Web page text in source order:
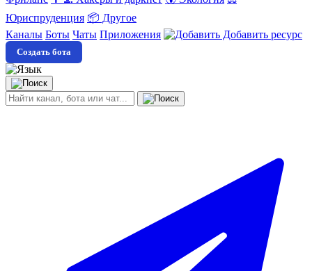
Юриспруденция 📦 Другое
Каналы Боты Чаты Приложения Добавить ресурс
Создать бота